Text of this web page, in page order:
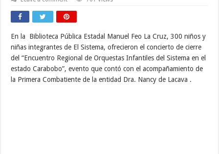
En la Biblioteca Pública Estadal Manuel Feo La Cruz, 300 niños y
niñas integrantes de El Sistema, ofrecieron el concierto de cierre
del “Encuentro Regional de Orquestas Infantiles del Sistema en el
estado Carabobo”, evento que contó con el acompañamiento de
la Primera Combatiente de la entidad Dra. Nancy de Lacava .